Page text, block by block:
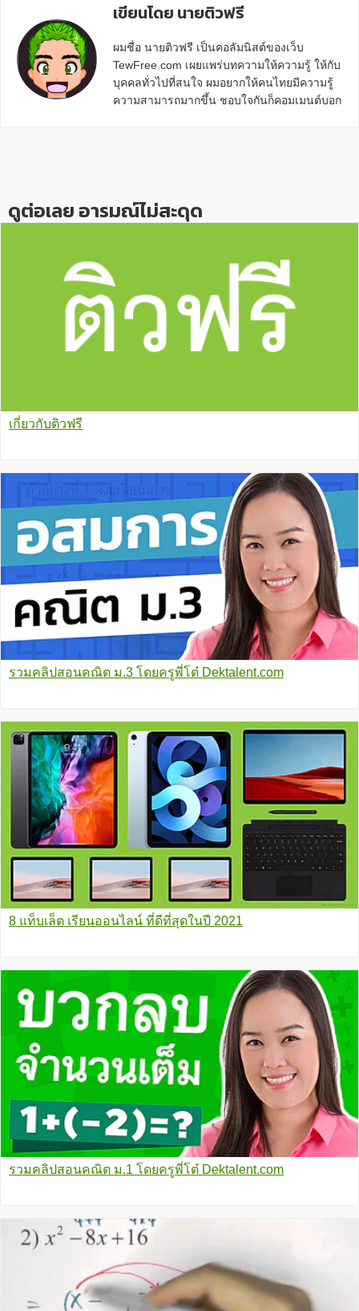
เขียนโดย นายติวฟรี
ผมชื่อ นายติวฟรี เป็นคอลัมนิสต์ของเว็บ
TewFree.com เผยแพร่บทความให้ความรู้ ให้กับ
บุคคลทั่วไปที่สนใจ ผมอยากให้คนไทยมีความรู้
ความสามารถมากขึ้น ชอบใจกันก็คอมเมนต์บอก
ดูต่อเลย อารมณ์ไม่สะดุด
เกี่ยวกับติวฟรี
รวมคลิปสอนคณิต ม.3 โดยครูพี่โต๋ Dektalent.com
8 แท็บเล็ต เรียนออนไลน์ ที่ดีที่สุดในปี 2021
รวมคลิปสอนคณิต ม.1 โดยครูพี่โต๋ Dektalent.com